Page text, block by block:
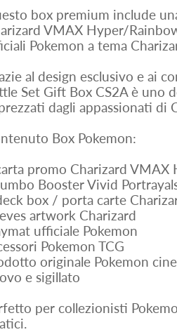
box premium include
VMAX Hyper/
Pokemon a tema
al design esclusivo e ai
Set Gift Box CS2A è uno
dagli appassionati di
Box Pokemon:
promo Charizard
Booster Vivid
box / porta carte
artwork Charizard
ufficiale Pokemon
Pokemon TCG
originale Pokemon
e sigillato
per collezionisti